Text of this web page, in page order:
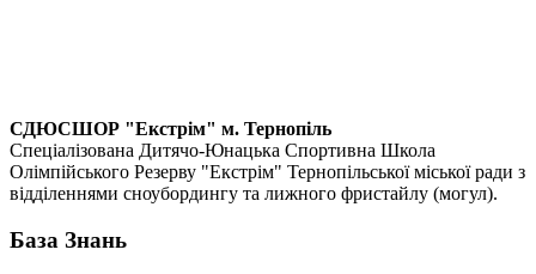
СДЮСШОР "Екстрім" м. Тернопіль
Спеціалізована Дитячо-Юнацька Спортивна Школа
Олімпійського Резерву "Екстрім" Тернопільської міської ради з
відділеннями сноубордингу та лижного фристайлу (могул).
База Знань